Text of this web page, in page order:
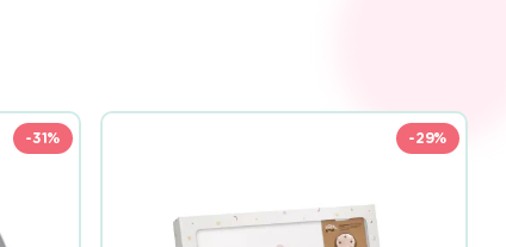
-31% -29%